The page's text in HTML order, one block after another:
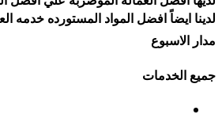
مدار الاسبوع
جميع الخدمات